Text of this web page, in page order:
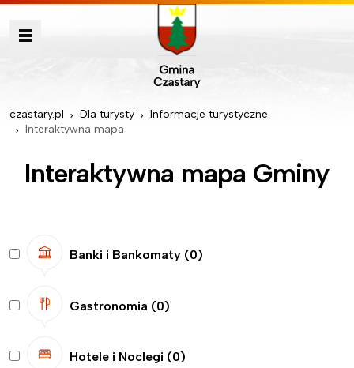
czastary.pl Dla turysty
Informacje turystyczne
Interaktywna mapa
Interaktywna mapa Gminy
Banki i Bankomaty (0)
Gastronomia (0)
Hotele i Noclegi (0)